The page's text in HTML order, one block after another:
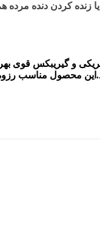
زنده کردن دنده مرده
و گیریبکس قوی